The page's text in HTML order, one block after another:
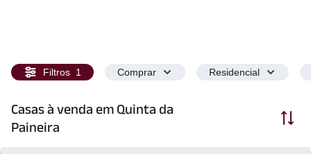
Filtros 1 Comprar Residencial
Casas à venda em Quinta da
Paineira
Ordenar